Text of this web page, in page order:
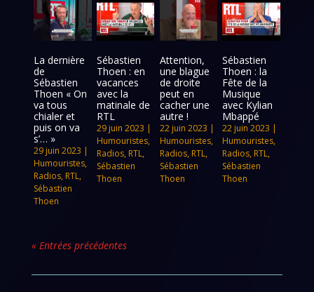
La dernière
de
Sébastien
Thoen « On
va tous
chialer et
puis on va
s’… »
29 juin 2023 |
Humouristes,
Radios, RTL,
Sébastien
Thoen
Sébastien
Thoen : en
vacances
avec la
matinale de
RTL
29 juin 2023 |
Humouristes,
Radios, RTL,
Sébastien
Thoen
Attention,
une blague
de droite
peut en
cacher une
autre !
22 juin 2023 |
Humouristes,
Radios, RTL,
Sébastien
Thoen
Sébastien
Thoen : la
Fête de la
Musique
avec Kylian
Mbappé
22 juin 2023 |
Humouristes,
Radios, RTL,
Sébastien
Thoen
« Entrées précédentes